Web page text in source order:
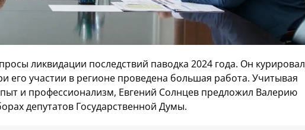
ликвидации последствий паводка 2024 года. Он курировал
его участии в регионе проведена большая работа. Учитывая
и профессионализм, Евгений Солнцев предложил Валерию
депутатов Государственной Думы.